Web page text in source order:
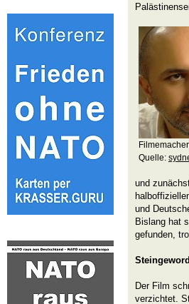
Quelle:
und
und
Bislang hat
gefunden,
Der Film
verzichtet.